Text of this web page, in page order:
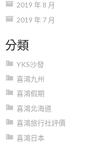
2019 年 8 月
2019 年 7 月
分類
YKS沙發
喜鴻九州
喜鴻假期
喜鴻北海道
喜鴻旅行社評價
喜鴻日本